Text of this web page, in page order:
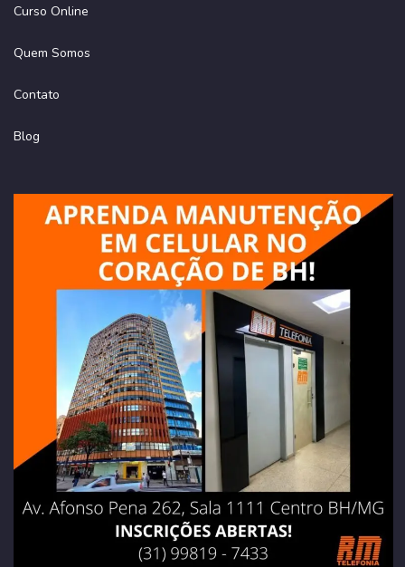
Curso Online
Quem Somos
Contato
Blog